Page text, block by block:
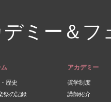
ミー＆フ
歴史
祭の記録
アカデミー
奨学制度
講師紹介